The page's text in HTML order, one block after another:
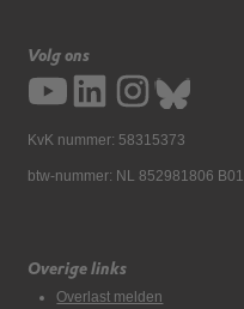
Volg ons
KvK nummer: 58315373
btw-nummer: NL 852981806 B01
Overige links
Overlast melden